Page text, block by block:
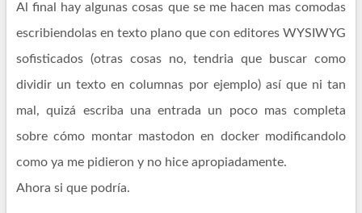
Al final hay algunas cosas que se me hacen mas comodas
escribiendolas en texto plano que con editores WYSIWYG
sofisticados (otras cosas no, tendria que buscar como
dividir un texto en columnas por ejemplo) así que ni tan
mal, quizá escriba una entrada un poco mas completa
sobre cómo montar mastodon en docker modificandolo
como ya me pidieron y no hice apropiadamente.
Ahora si que podría.